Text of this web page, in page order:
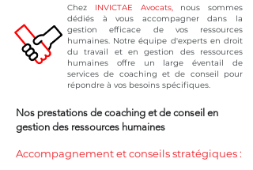
​Chez INVICTAE Avocats,nous sommes
dédiés à vous accompagner dans la
gestion efficace de vos ressources
humaines. Notre équipe d'experts en droit
du travail et en gestion des ressources
humaines offre un large éventail de
services de coaching et de conseil pour
répondre à vos besoins spécifiques.
Nos prestations de coaching et de conseil en
gestion des ressources humaines
Accompagnement et conseils stratégiques :